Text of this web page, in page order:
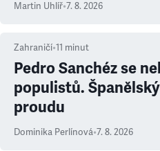
Martin Uhlíř•7. 8. 2026
Zahraničí•11 minut
Pedro Sanchéz se
populistů.
proudu
Dominika Perlínová•7. 8. 2026